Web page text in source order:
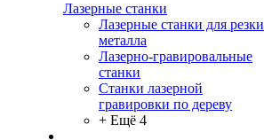
Лазерные станки
Лазерные станки для резки
металла
Лазерно-гравировальные
станки
Станки лазерной
гравировки по дереву
+ Ещё 4